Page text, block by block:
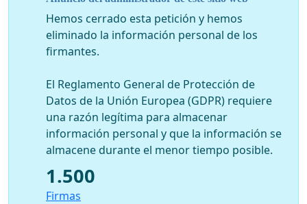
Hemos cerrado esta petición y hemos
eliminado la información personal de los
firmantes.
El Reglamento General de Protección de
Datos de la Unión Europea (GDPR) requiere
una razón legítima para almacenar
información personal y que la información se
almacene durante el menor tiempo posible.
1.500
Firmas